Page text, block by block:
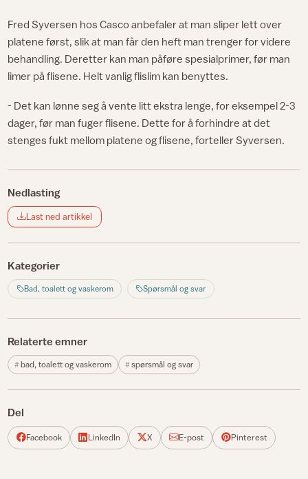
Fred Syversen hos Casco anbefaler at man sliper lett over
platene først, slik at man får den heft man trenger for videre
behandling. Deretter kan man påføre spesialprimer, før man
limer på flisene. Helt vanlig flislim kan benyttes.
- Det kan lønne seg å vente litt ekstra lenge, for eksempel 2-3
dager, før man fuger flisene. Dette for å forhindre at det
stenges fukt mellom platene og flisene, forteller Syversen.
Nedlasting
Last ned artikkel
Kategorier
Bad, toalett og vaskerom Spørsmål og svar
Relaterte emner
bad, toalett og vaskerom spørsmål og svar
Del
Facebook LinkedIn X E-post Pinterest